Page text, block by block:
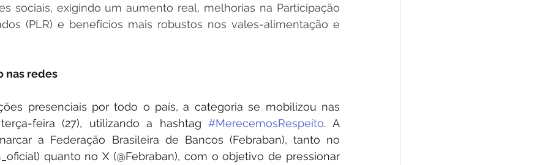
sociais, exigindo um aumento real, melhorias na Participação
(PLR) e benefícios mais robustos nos vales-alimentação e
nas redes
presenciais por todo o país, a categoria se mobilizou nas
feira (27), utilizando a hashtag #MerecemosRespeito. A
a Federação Brasileira de Bancos (Febraban), tanto no
quanto no X (@Febraban), com o objetivo de pressionar